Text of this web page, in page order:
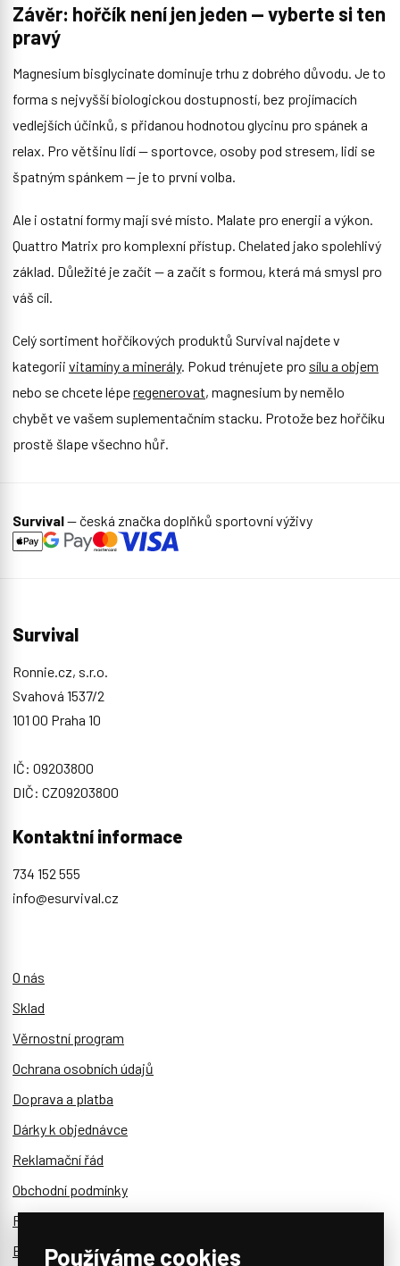
Závěr: hořčík není jen jeden — vyberte si ten
pravý
Magnesium bisglycinate dominuje trhu z dobrého důvodu. Je to
forma s nejvyšší biologickou dostupností, bez projímacích
vedlejších účinků, s přidanou hodnotou glycinu pro spánek a
relax. Pro většinu lidí — sportovce, osoby pod stresem, lidi se
špatným spánkem — je to první volba.
Ale i ostatní formy mají své místo. Malate pro energii a výkon.
Quattro Matrix pro komplexní přístup. Chelated jako spolehlivý
základ. Důležité je začít — a začít s formou, která má smysl pro
váš cíl.
Celý sortiment hořčíkových produktů Survival najdete v
kategorii vitamíny a minerály. Pokud trénujete pro sílu a objem
nebo se chcete léperegenerovat, magnesium by nemělo
chybět ve vašem suplementačním stacku. Protože bez hořčíku
prostě šlape všechno hůř.
Survival— česká značka doplňků sportovní výživy
Survival
Ronnie.cz, s.r.o.
Svahová 1537/2
101 00 Praha 10
IČ: 09203800
DIČ: CZ09203800
Kontaktní informace
734 152 555
info@esurvival.cz
O nás
Sklad
Věrnostní program
Ochrana osobních údajů
Doprava a platba
Dárky k objednávce
Reklamační řád
Obchodní podmínky
Reklamace a vratky
Blog
Používáme cookies